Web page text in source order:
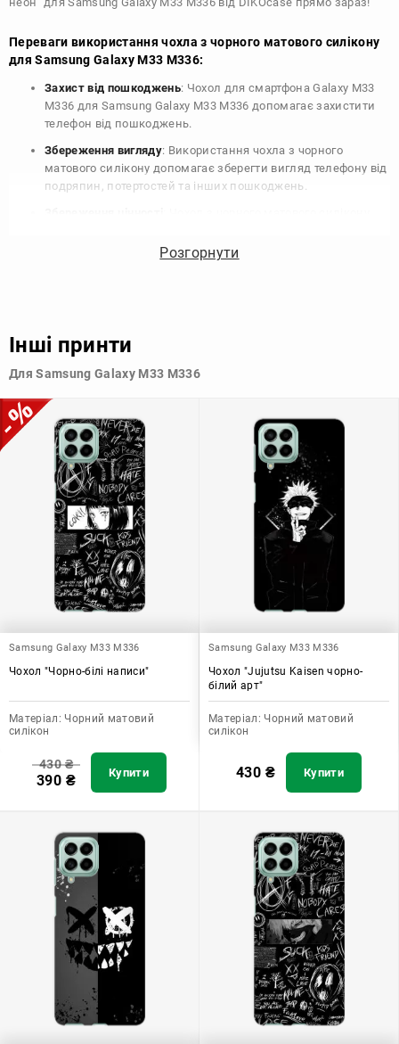
Переваги використання чохла з чорного матового силікону
для Samsung Galaxy M33 M336:
Захист від пошкоджень: Чохол для смартфона Galaxy M33
M336 для Samsung Galaxy M33 M336 допомагає захистити
телефон від пошкоджень.
Збереження вигляду: Використання чохла з чорного
матового силікону допомагає зберегти вигляд телефону від
подряпин, потертостей та інших пошкоджень.
вашого телефону, що особливо важливо для людей, які
стилю та особистому смаку.
Узагалі, чохол для телефону - це дуже корисний аксесуар, який
додати зручності в користуванні.
Розгорнути
Інші принти
Для Samsung Galaxy M33 M336
Samsung Galaxy M33 M336
Чохол "Чорно-білі написи"
Матеріал: Чорний матовий
силікон
430₴
390 ₴ Купити
Samsung Galaxy M33 M336
Чохол "Jujutsu Kaisen чорно-
білий арт"
Матеріал: Чорний матовий
силікон
430 ₴ Купити